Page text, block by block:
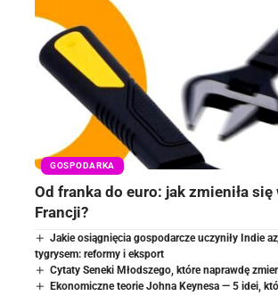
GOSPODARKA
Od franka do euro: jak zmieniła się
Francji?
Jakie osiągnięcia gospodarcze uczyniły Indie
tygrysem: reformy i eksport
Cytaty Seneki Młodszego, które naprawdę
Ekonomiczne teorie Johna Keynesa — 5 idei,